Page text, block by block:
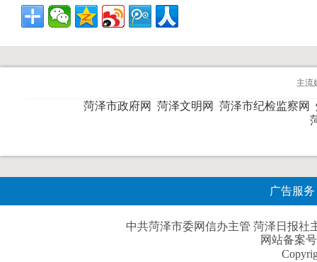
主流
菏泽市政府网 菏泽文明网 菏泽市纪检监察网
广告服务
中共菏泽市委网信办主管 菏泽日报社
网站备案